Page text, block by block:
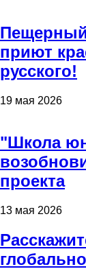
приют
русского!
19 мая 2026
"Школа
проекта
13 мая 2026